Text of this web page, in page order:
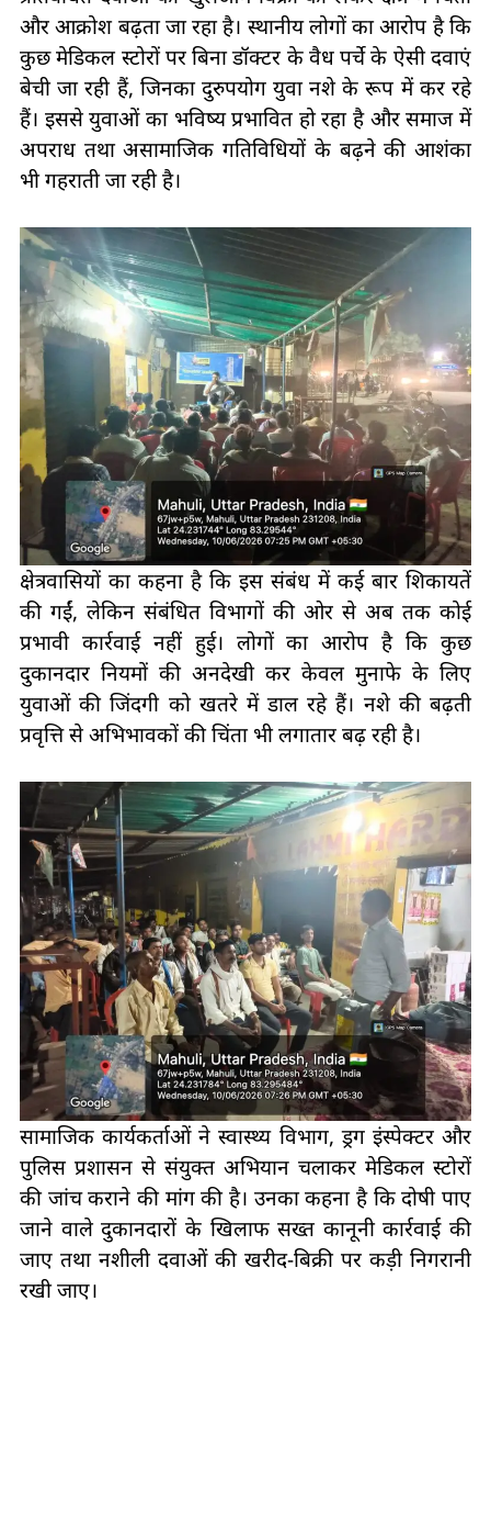
और आक्रोश बढ़ता जा रहा है। स्थानीय लोगों का आरोप है कि
कुछ मेडिकल स्टोरों पर बिना डॉक्टर के वैध पर्चे के ऐसी दवाएं
बेची जा रही हैं, जिनका दुरुपयोग युवा नशे के रूप में कर रहे
हैं। इससे युवाओं का भविष्य प्रभावित हो रहा है और समाज में
अपराध तथा असामाजिक गतिविधियों के बढ़ने की आशंका
भी गहराती जा रही है।
क्षेत्रवासियों का कहना है कि इस संबंध में कई बार शिकायतें
की गईं, लेकिन संबंधित विभागों की ओर से अब तक कोई
प्रभावी कार्रवाई नहीं हुई। लोगों का आरोप है कि कुछ
दुकानदार नियमों की अनदेखी कर केवल मुनाफे के लिए
युवाओं की जिंदगी को खतरे में डाल रहे हैं। नशे की बढ़ती
प्रवृत्ति से अभिभावकों की चिंता भी लगातार बढ़ रही है।
सामाजिक कार्यकर्ताओं ने स्वास्थ्य विभाग, ड्रग इंस्पेक्टर और
पुलिस प्रशासन से संयुक्त अभियान चलाकर मेडिकल स्टोरों
की जांच कराने की मांग की है। उनका कहना है कि दोषी पाए
जाने वाले दुकानदारों के खिलाफ सख्त कानूनी कार्रवाई की
जाए तथा नशीली दवाओं की खरीद-बिक्री पर कड़ी निगरानी
रखी जाए।